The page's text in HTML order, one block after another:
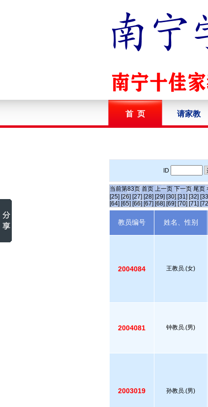
首 页 请家教
ID
当前第83页 首页 上一页 下一页 尾页
[25] [26] [27] [28] [29] [30] [31] [32]
[64] [65] [66] [67] [68] [69] [70] [71]
教员编号 姓名、性别
2004084 王教员.(女)
2004081 钟教员.(男)
2003019 孙教员.(男)